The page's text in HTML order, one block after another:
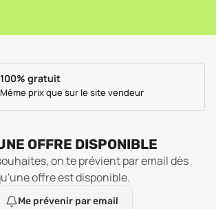
100% gratuit
Même prix que sur le site vendeur
OFFRE DISPONIBLE
on te prévient par email dès
offre est disponible.
Me prévenir par email